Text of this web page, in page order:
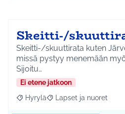
Skeitti-/
Skeitti-/skuuttirata kuten
missä pystyy menemään
Sijoitu…
Ei etene jatkoon
Rajaa tulokset aihepiirin mukaan:
Hyrylä Rajaa tulokset teeman
Lapset ja nuoret